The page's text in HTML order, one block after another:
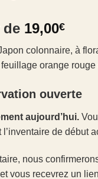
de 19,00€
colonnaire, à
orange rouge
ouverte
aujourd’hui.
l’inventaire de début
nous
vous recevrez un